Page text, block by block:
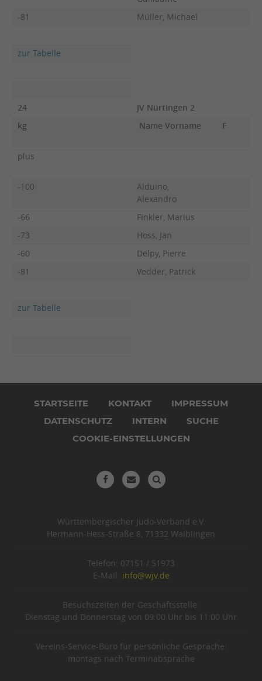
-81
Müller, Michael
zur Tabelle
24
JV Nürtingen 2
kg
Name Vorname F
plus
-100
Alduino,
Alexandro
-66
Finkler, Marius
-73
Hoss, Jan
-60
Delpy, Pierre
-81
Vedder, Patrick
zur Tabelle
überspringen
STARTSEITE KONTAKT
IMPRESSUM
DATENSCHUTZ
INTERN
SUCHE
COOKIE-EINSTELLUNGEN
Württembergischer Judo-Verband e.V.
Hermann-Hess-Straße 8, 71332 Waiblingen
Telefon: 07151 / 51973
E-Mail: info@wjv.de
Besuchszeiten der Geschäftsstelle:
Dienstag und Donnerstag von 09:00 Uhr bis 11:00 Uhr
Vereins-Service-Büro für persönliche Gespräche:
montags nach Terminabsprache